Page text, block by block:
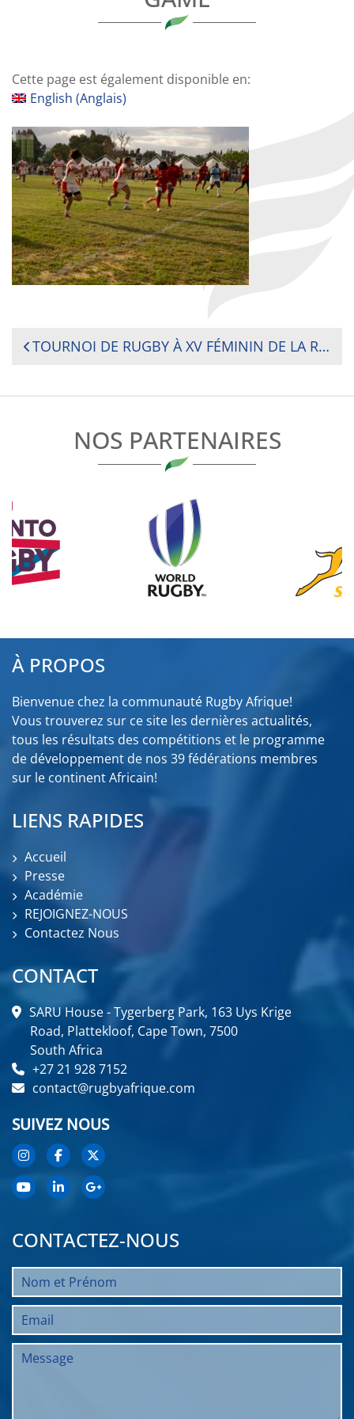
Cette page est également disponible en:
English (Anglais)
NAVIGATION
TOURNOI DE RUGBY À XV FÉMININ DE LA RUGBY AFRICA CUP : LA TUNISIE OBTIENT LA PREMIERE VICTOIRE
NOS PARTENAIRES
À PROPOS
Bienvenue chez la communauté Rugby Afrique!
Vous trouverez sur ce site les dernières actualités,
tous les résultats des compétitions et le programme
de développement de nos 39 fédérations membres
sur le continent Africain!
LIENS RAPIDES
Accueil
Presse
Académie
REJOIGNEZ-NOUS
Contactez Nous
CONTACT
SARU House - Tygerberg Park, 163 Uys Krige
Road, Plattekloof, Cape Town, 7500
South Africa
+27 21 928 7152
contact@rugbyafrique.com
SUIVEZ NOUS
CONTACTEZ-NOUS